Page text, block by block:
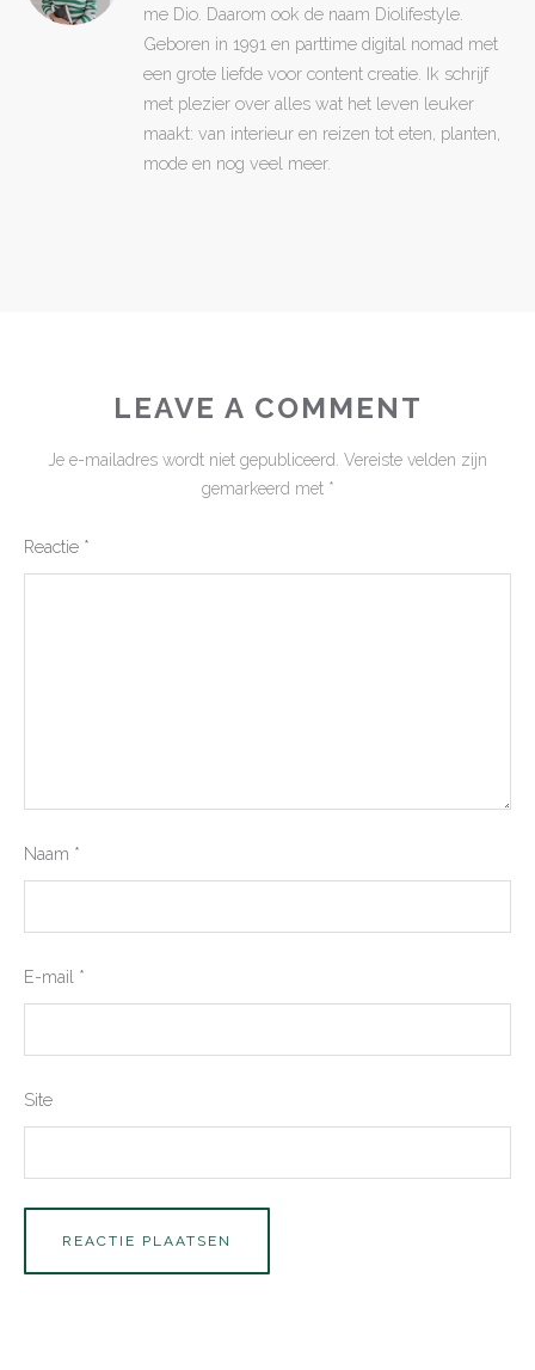
me Dio. Daarom ook de naam Diolifestyle.
Geboren in 1991 en parttime digital nomad met
een grote liefde voor content creatie. Ik schrijf
met plezier over alles wat het leven leuker
maakt: van interieur en reizen tot eten, planten,
mode en nog veel meer.
LEAVE A COMMENT
Je e-mailadres wordt niet gepubliceerd. Vereiste velden zijn
gemarkeerd met *
Reactie *
Naam *
E-mail *
Site